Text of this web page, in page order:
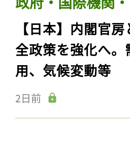
【日本】内閣官
全政策を強化へ
用、気候変動等
2日前